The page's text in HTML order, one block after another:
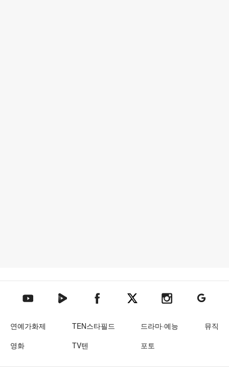
텐아시아 유튜브텐아시아 네이버TV텐아시아 페이스북텐아시아 엑스텐아시아 인스타그램
텐아시아
연예가화제 TEN스타필드 드라마·예능
뮤직
영화
TV텐 포토